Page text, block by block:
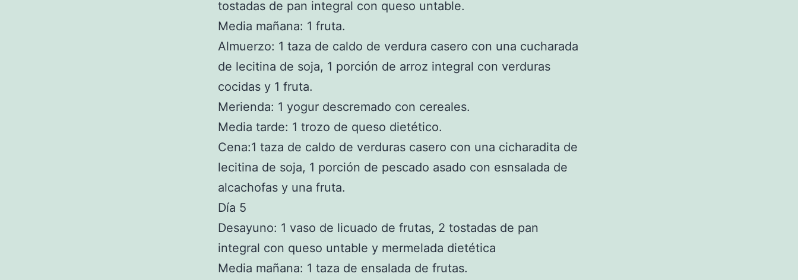
tostadas de pan integral con queso untable.
Media mañana: 1 fruta.
Almuerzo: 1 taza de caldo de verdura casero con una cucharada
de lecitina de soja, 1 porción de arroz integral con verduras
cocidas y 1 fruta.
Merienda: 1 yogur descremado con cereales.
Media tarde: 1 trozo de queso dietético.
Cena:1 taza de caldo de verduras casero con una cicharadita de
lecitina de soja, 1 porción de pescado asado con esnsalada de
alcachofas y una fruta.
Día 5
Desayuno: 1 vaso de licuado de frutas, 2 tostadas de pan
integral con queso untable y mermelada dietética
Media mañana: 1 taza de ensalada de frutas.